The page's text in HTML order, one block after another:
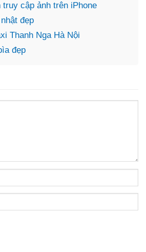
cập ảnh trên iPhone
đẹp
Thanh Nga Hà Nội
đẹp